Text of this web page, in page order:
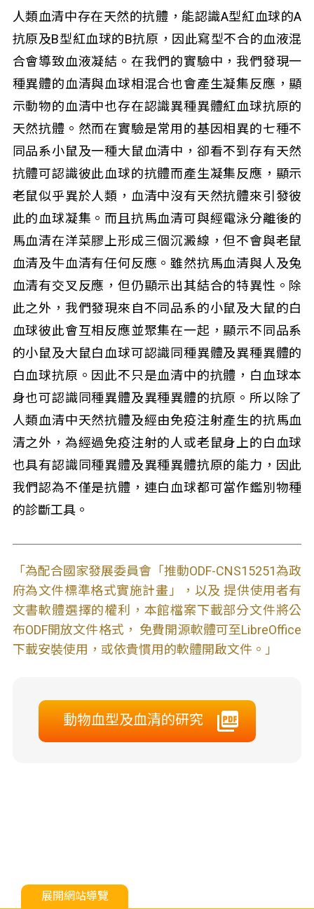
人類血清中存在天然的抗體，能認識A型紅血球的A
抗原及B型紅血球的B抗原，因此寫型不合的血液混
合會導致血液凝結。在我們的實驗中，我們發現一
種異體的血清與血球相混合也會產生凝集反應，顯
示動物的血清中也存在認識異種異體紅血球抗原的
天然抗體。然而在實驗是常用的基因相異的七種不
同品系小鼠及一種大鼠血清中，卻看不到存有天然
抗體可認識彼此血球的抗體而產生凝集反應，顯示
老鼠似乎異於人類，血清中沒有天然抗體來引發彼
此的血球凝集。而且抗馬血清可與經電泳分離後的
馬血清在洋菜膠上形成三個沉澱線，但不會與老鼠
血清及牛血清有任何反應。雖然抗馬血清與人及兔
血清有交叉反應，但仍顯示出其結合的特異性。除
此之外，我們發現來自不同品系的小鼠及大鼠的白
血球彼此會互相反應並聚集在一起，顯示不同品系
的小鼠及大鼠白血球可認識同種異體及異種異體的
白血球抗原。因此不只是血清中的抗體，白血球本
身也可認識同種異體及異種異體的抗原。所以除了
人類血清中天然抗體及經由免疫注射產生的抗馬血
清之外，為經過免疫注射的人或老鼠身上的白血球
也具有認識同種異體及異種異體抗原的能力，因此
我們認為不僅是抗體，連白血球都可當作鑑別物種
的診斷工具。
「為配合國家發展委員會「推動ODF-CNS15251為政
府為文件標準格式實施計畫」，以及 提供使用者有
文書軟體選擇的權利，本館檔案下載部分文件將公
布ODF開放文件格式， 免費開源軟體可至LibreOffice
下載安裝使用，或依貴慣用的軟體開啟文件。」
動物血型及血清的研究
展開網站導覽